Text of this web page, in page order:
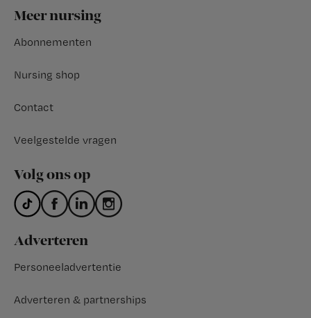
Footer
Meer nursing
Abonnementen
Nursing shop
Contact
Veelgestelde vragen
Volg ons op
Adverteren
Personeeladvertentie
Adverteren & partnerships